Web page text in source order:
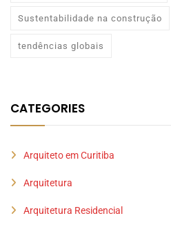
Sustentabilidade na construção
tendências globais
CATEGORIES
Arquiteto em Curitiba
Arquitetura
Arquitetura Residencial